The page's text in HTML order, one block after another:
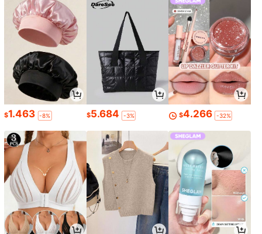
$1.463 -8% $5.684 -3% $4.266 -32%